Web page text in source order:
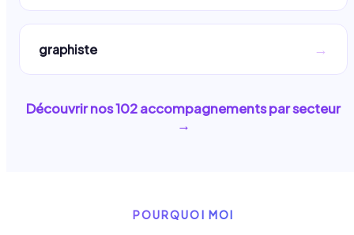
graphiste →
Découvrir nos102accompagnements par secteur
→
POURQUOI MOI